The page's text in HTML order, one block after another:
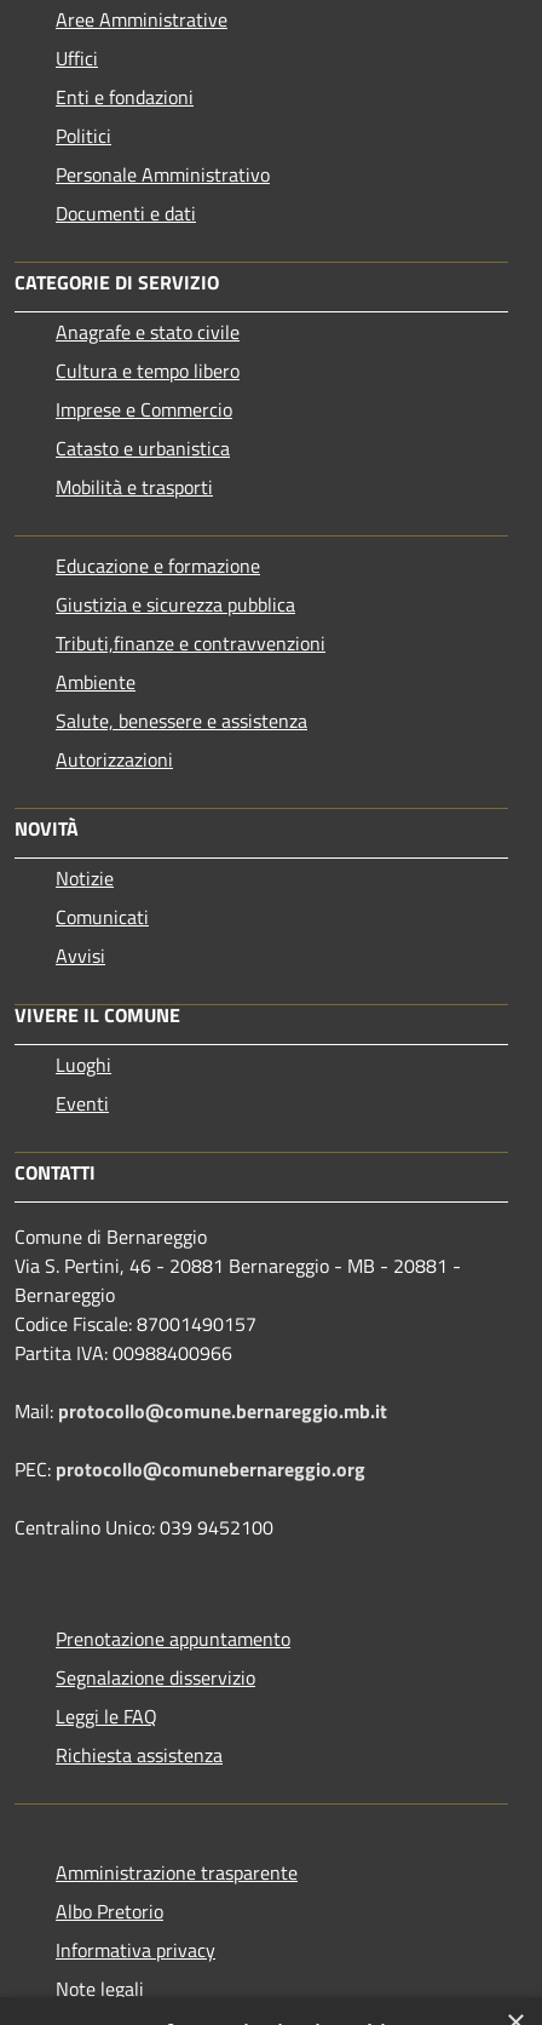
Aree Amministrative
Uffici
Enti e fondazioni
Politici
Personale Amministrativo
Documenti e dati
CATEGORIE DI SERVIZIO
Anagrafe e stato civile
Cultura e tempo libero
Imprese e Commercio
Catasto e urbanistica
Mobilità e trasporti
Educazione e formazione
Giustizia e sicurezza pubblica
Tributi,finanze e contravvenzioni
Ambiente
Salute, benessere e assistenza
Autorizzazioni
NOVITÀ
Notizie
Comunicati
Avvisi
VIVERE IL COMUNE
Luoghi
Eventi
CONTATTI
Comune di Bernareggio
Via S. Pertini, 46 - 20881 Bernareggio - MB - 20881 -
Bernareggio
Codice Fiscale: 87001490157
Partita IVA: 00988400966
Mail: protocollo@comune.bernareggio.mb.it
PEC: protocollo@comunebernareggio.org
Centralino Unico: 039 9452100
Prenotazione appuntamento
Segnalazione disservizio
Leggi le FAQ
Richiesta assistenza
Amministrazione trasparente
Albo Pretorio
Informativa privacy
Note legali